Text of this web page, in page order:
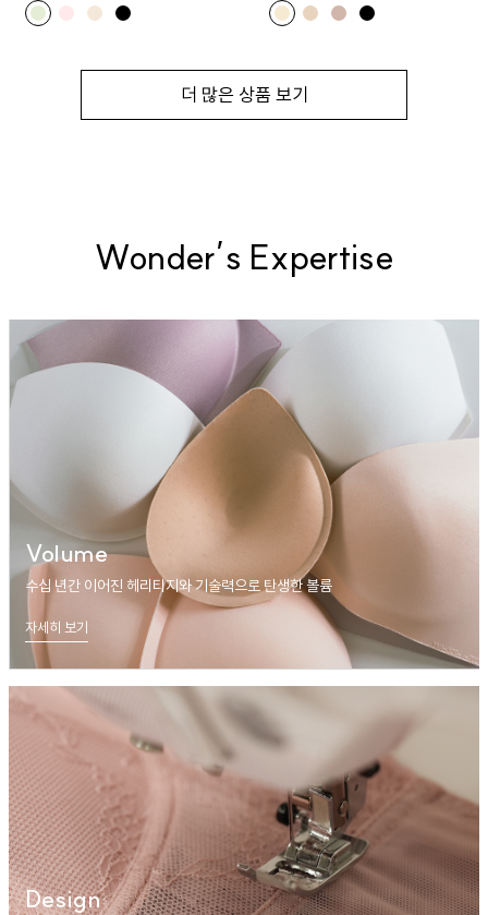
더 많은 상품 보기
Wonder’s Expertise
Volume
수십 년간 이어진 헤리티지와 기술력으로 탄생한 볼륨
자세히 보기
Design